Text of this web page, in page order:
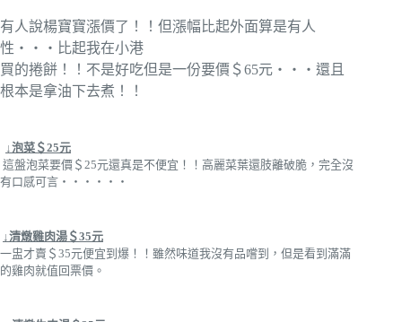
有人說楊寶寶漲價了！！但漲幅比起外面算是有人
性‧‧‧比起我在小港
買的捲餅！！不是好吃但是一份要價＄65元‧‧‧還且
根本是拿油下去煮！！
↓泡菜＄25元
這盤泡菜要價＄25元還真是不便宜！！高麗菜葉還肢離破脆，完全沒
有口感可言‧‧‧‧‧‧
↓清燉雞肉湯＄35元
一盅才賣＄35元便宜到爆！！雖然味道我沒有品嚐到，但是看到滿滿
的雞肉就值回票價。